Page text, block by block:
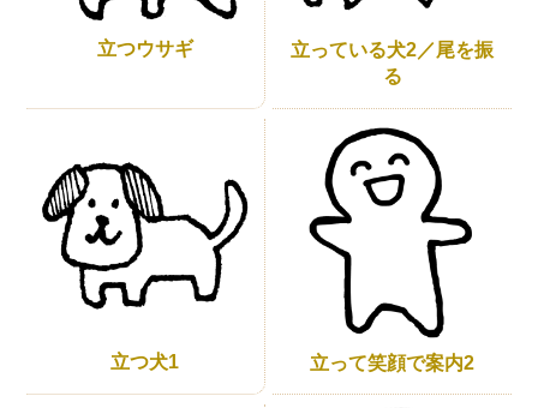
立つウサギ
立っている犬2／尾を振
る
立つ犬1 立って笑顔で案内2